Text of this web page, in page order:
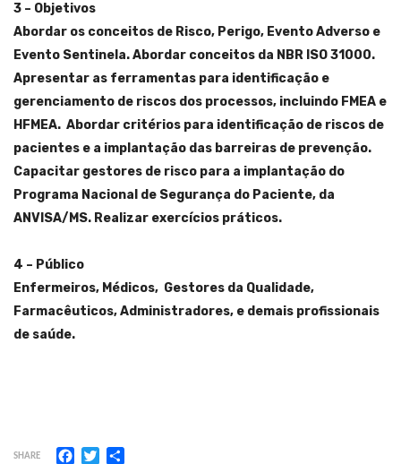
3 – Objetivos
Abordar os conceitos de Risco, Perigo, Evento Adverso e
Evento Sentinela. Abordar conceitos da NBR ISO 31000.
Apresentar as ferramentas para identificação e
gerenciamento de riscos dos processos, incluindo FMEA e
HFMEA. Abordar critérios para identificação de riscos de
pacientes e a implantação das barreiras de prevenção.
Capacitar gestores de risco para a implantação do
Programa Nacional de Segurança do Paciente, da
ANVISA/MS. Realizar exercícios práticos.
4 – Público
Enfermeiros, Médicos, Gestores da Qualidade,
Farmacêuticos, Administradores, e demais profissionais
de saúde.
SHARE Facebook
Twitter